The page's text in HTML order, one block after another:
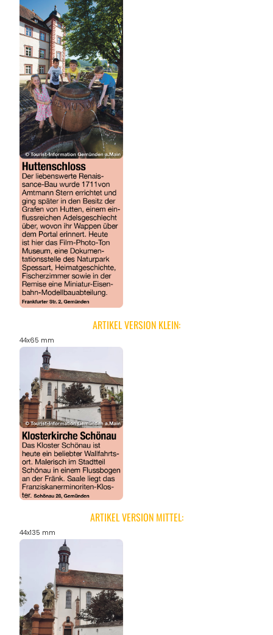
ARTIKEL VERSION KLEIN:
44x65 mm
ARTIKEL VERSION MITTEL:
44x135 mm